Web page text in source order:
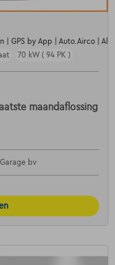
| GPS by App | Auto.Airco |
70 kW ( 94 PK )
maandaflossing
bv